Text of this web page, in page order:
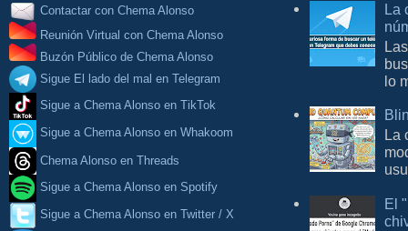
Contactar con Chema Alonso
Reunión Virtual con Chema Alonso
Buzón Público de Chema Alonso
Sigue El lado del mal en Telegram
Sigue a Chema Alonso en TikTok
Sigue a Chema Alonso en Whakoom
Chema Alonso en Threads
Sigue a Chema Alonso en Spotify
Sigue a Chema Alonso en Twitter / X
La
lo
La
El